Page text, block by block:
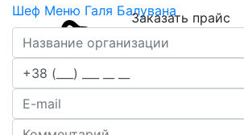
Шеф Меню Галя БалуванаЗаказать прайс